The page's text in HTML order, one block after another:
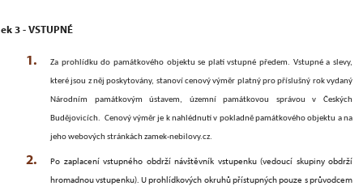
3 - VSTUPNÉ
Za prohlídku do památkového objektu se platí vstupné předem. Vstupné a slevy,
které jsou z něj poskytovány, stanoví cenový výměr platný pro příslušný rok vydaný
Národním památkovým ústavem, územní památkovou správou v Českých
Budějovicích. Cenový výměr je k nahlédnutí v pokladně památkového objektu a na
jeho webových stránkách zamek-nebilovy.cz.
Po zaplacení vstupného obdrží návštěvník vstupenku (vedoucí skupiny obdrží
hromadnou vstupenku). U prohlídkových okruhů přístupných pouze s průvodcem